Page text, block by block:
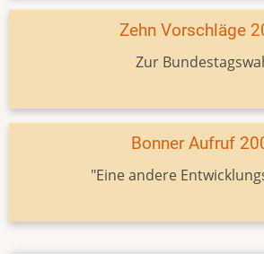
Zehn Vorschläge
Zur
Bonner Aufruf
"Eine andere